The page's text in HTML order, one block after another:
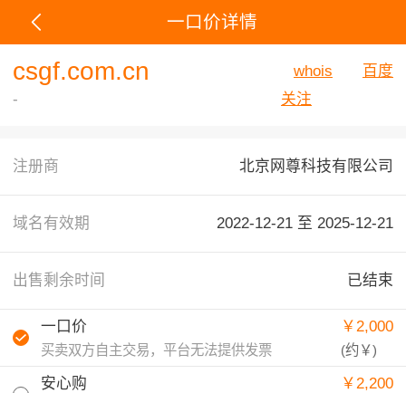
一口价详情
csgf.com.cn
-
whois
百度
关注
注册商 北京网尊科技有限公司
域名有效期 2022-12-21 至 2025-12-21
出售剩余时间 已结束
一口价
买卖双方自主交易，平台无法提供发票
￥2,000
(约￥)
安心购 ￥2,200